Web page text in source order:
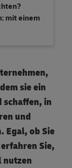
mit einem
sie ein
in
und
Egal, ob Sie
Sie,
nutzen